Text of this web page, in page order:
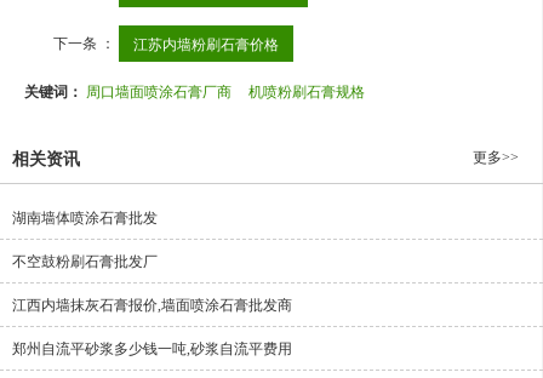
下一条 ： 江苏内墙粉刷石膏价格
关键词： 周口墙面喷涂石膏厂商 机喷粉刷石膏规格
相关资讯 更多>>
湖南墙体喷涂石膏批发
不空鼓粉刷石膏批发厂
江西内墙抹灰石膏报价,墙面喷涂石膏批发商
郑州自流平砂浆多少钱一吨,砂浆自流平费用